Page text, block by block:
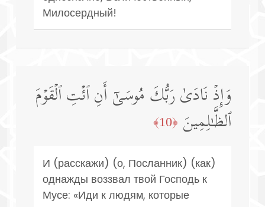
Милосердный!
وَإِذۡ نَادَىٰ رَبُّكَ مُوسَىٰۤ أَنِ ٱئۡتِ ٱلۡقَوۡمَ
ٱلظَّـٰلِمِینَ ﴿10﴾
И (расскажи) (о, Посланник) (как)
однажды воззвал твой Господь к
Мусе: «Иди к людям, которые